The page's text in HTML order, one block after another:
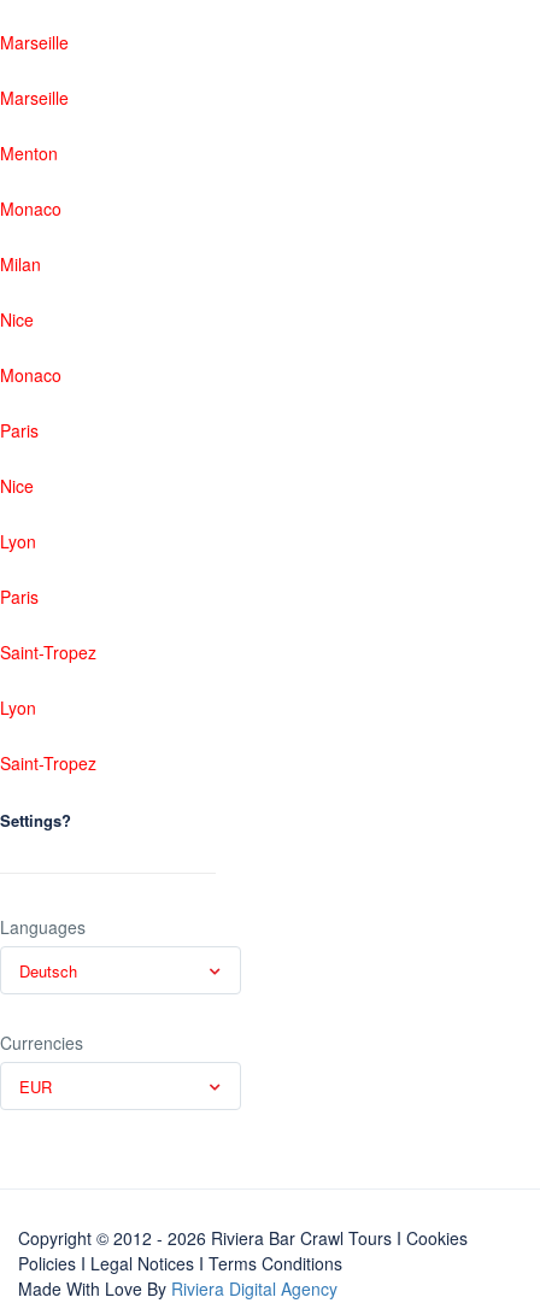
Marseille
Marseille
Menton
Monaco
Milan
Nice
Monaco
Paris
Nice
Lyon
Paris
Saint-Tropez
Lyon
Saint-Tropez
Settings?
Languages
Deutsch
Currencies
EUR
Copyright © 2012 - 2026 Riviera Bar Crawl Tours I Cookies
Policies I Legal Notices I Terms Conditions
Made With Love By Riviera Digital Agency